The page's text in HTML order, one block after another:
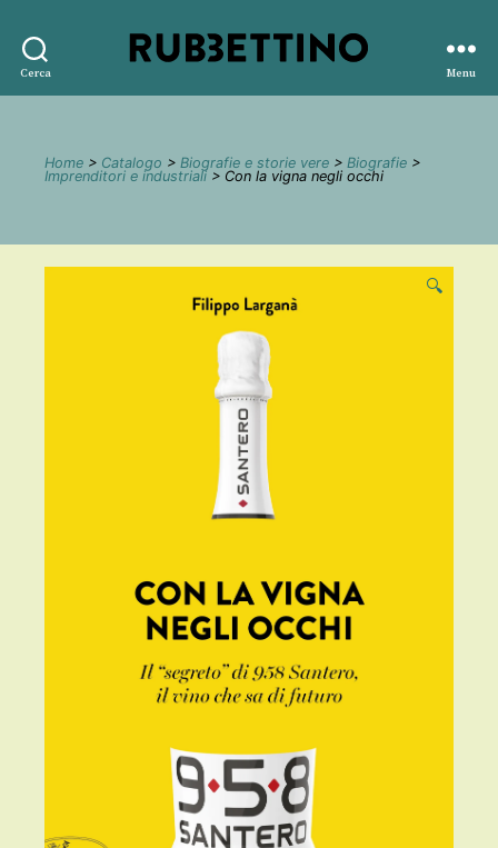
Cerca
editore
Menu
Home > Catalogo > Biografie e storie vere > Biografie >
Imprenditori e industriali > Con la vigna negli occhi
🔍